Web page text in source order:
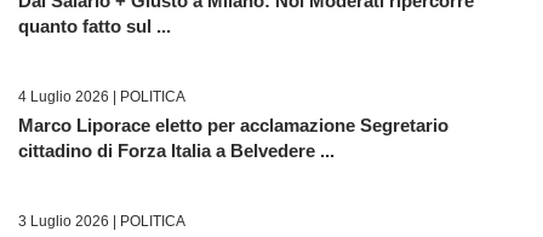
quanto fatto sul ...
4 Luglio 2026 | POLITICA
Marco Liporace eletto per acclamazione Segretario
cittadino di Forza Italia a Belvedere ...
3 Luglio 2026 | POLITICA